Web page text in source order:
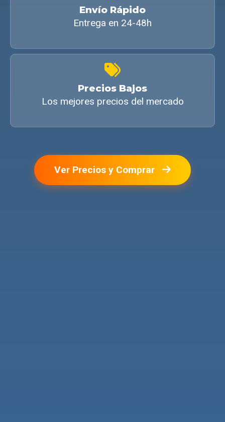
Envío Rápido
Entrega en 24-48h
Precios Bajos
Los mejores precios del mercado
Ver Precios y Comprar